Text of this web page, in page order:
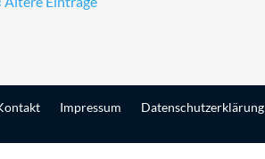
Impressum Datenschutzerklärung